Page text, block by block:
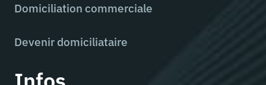
Domiciliation commerciale
Devenir domiciliataire